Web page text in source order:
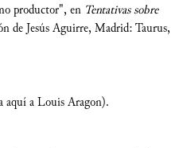
productor", en Tentativas sobre
de Jesús Aguirre, Madrid: Taurus,
aquí a Louis Aragon).